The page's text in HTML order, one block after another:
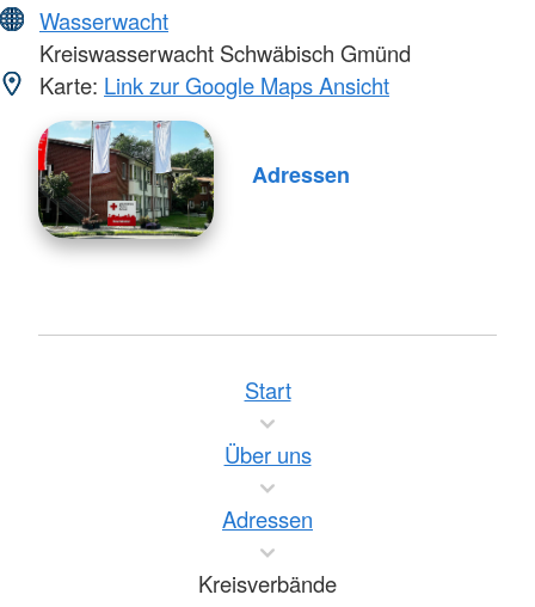
Wasserwacht
Kreiswasserwacht Schwäbisch Gmünd
Karte: Link zur Google Maps Ansicht
Adressen
Start
Über uns
Adressen
Kreisverbände